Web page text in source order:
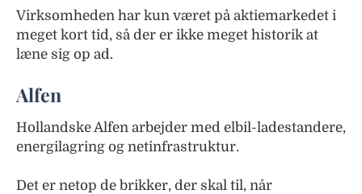
Virksomheden har kun været på aktiemarkedet i
meget kort tid, så der er ikke meget historik at
læne sig op ad.
Alfen
Hollandske Alfen arbejder med elbil-ladestandere,
energilagring og netinfrastruktur.
Det er netop de brikker, der skal til, når